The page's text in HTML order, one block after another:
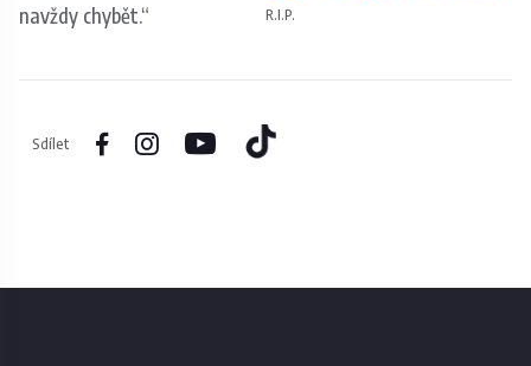
R.I.P.
navždy chybět.“
Sdílet